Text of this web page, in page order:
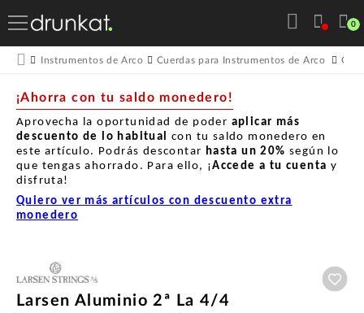
0
Instrumentos de Arco Cuerdas para Instrumentos de Arco
¡Ahorra con tu saldo monedero!
Aprovecha la oportunidad de poder aplicar más
descuento de lo habitual con tu saldo monedero en
este artículo. Podrás descontar hasta un 20% según lo
que tengas ahorrado. Para ello, ¡Accede a tu cuenta y
disfruta!
Quiero ver más artículos con descuento extra
monedero
Larsen Aluminio 2ª La 4/4